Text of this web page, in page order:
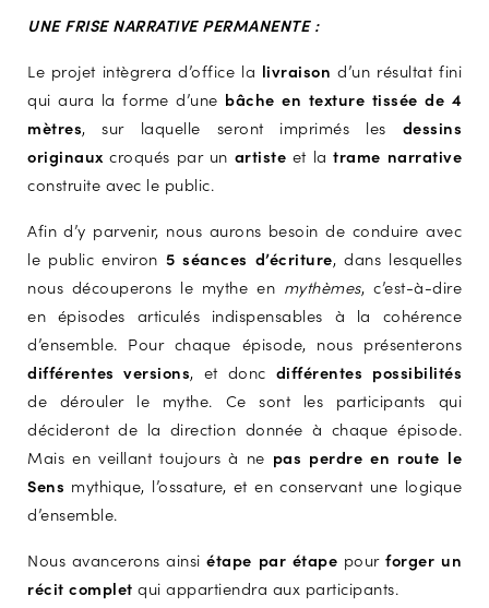
UNE FRISE NARRATIVE PERMANENTE :
Le projet intègrera d’office la livraisond’un résultat fini
qui aura la forme d’une bâche en texture tissée de 4
mètres, sur laquelle seront imprimés les dessins
originauxcroqués par un artiste et latrame narrative
construite avec le public.
Afin d’y parvenir, nous aurons besoin de conduire avec
le public environ 5 séances d’écriture, dans lesquelles
nous découperons le mythe en mythèmes, c’est-à-dire
en épisodes articulés indispensables à la cohérence
d’ensemble. Pour chaque épisode, nous présenterons
différentes versions, et donc différentes possibilités
de dérouler le mythe. Ce sont les participants qui
décideront de la direction donnée à chaque épisode.
Mais en veillant toujours à ne pas perdre en route le
Sens mythique, l’ossature, et en conservant une logique
d’ensemble.
Nous avancerons ainsiétape par étape pourforger un
récit complet qui appartiendra aux participants.